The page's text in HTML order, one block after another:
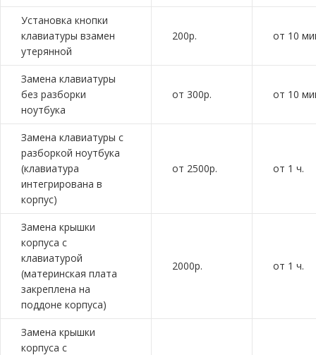
Установка кнопки
клавиатуры взамен
утерянной
200р. от 10
Замена клавиатуры
без разборки
ноутбука
от 300р. от 10
Замена клавиатуры с
разборкой ноутбука
(клавиатура
интегрирована в
корпус)
от 2500р. от 1 ч.
Замена крышки
корпуса с
клавиатурой
(материнская плата
закреплена на
поддоне корпуса)
2000р. от 1 ч.
Замена крышки
корпуса с